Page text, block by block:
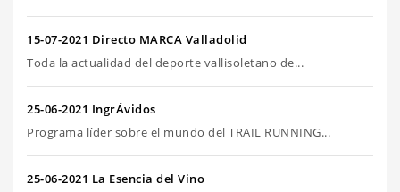
15-07-2021 Directo MARCA Valladolid
Toda la actualidad del deporte vallisoletano de...
25-06-2021 IngrÁvidos
Programa líder sobre el mundo del TRAIL RUNNING...
25-06-2021 La Esencia del Vino